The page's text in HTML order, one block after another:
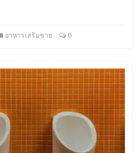
อาหารเสริมชาย 0